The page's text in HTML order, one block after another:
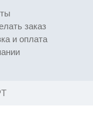
заказ
и оплата